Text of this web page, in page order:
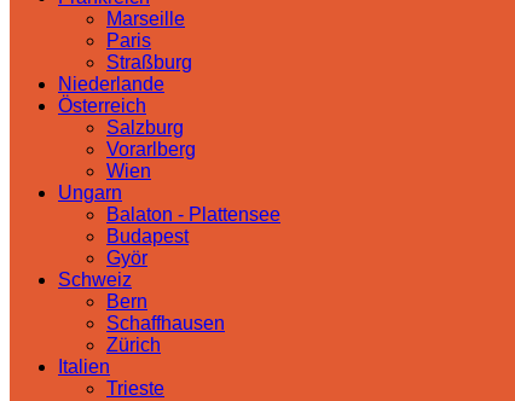
Marseille
Paris
Straßburg
Niederlande
Österreich
Salzburg
Vorarlberg
Wien
Ungarn
Balaton - Plattensee
Budapest
Györ
Schweiz
Bern
Schaffhausen
Zürich
Italien
Trieste